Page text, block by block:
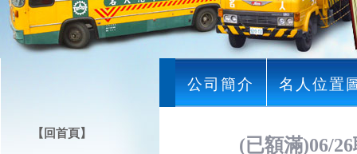
公司簡介 名人位置
(已額滿)06/
【回首頁】